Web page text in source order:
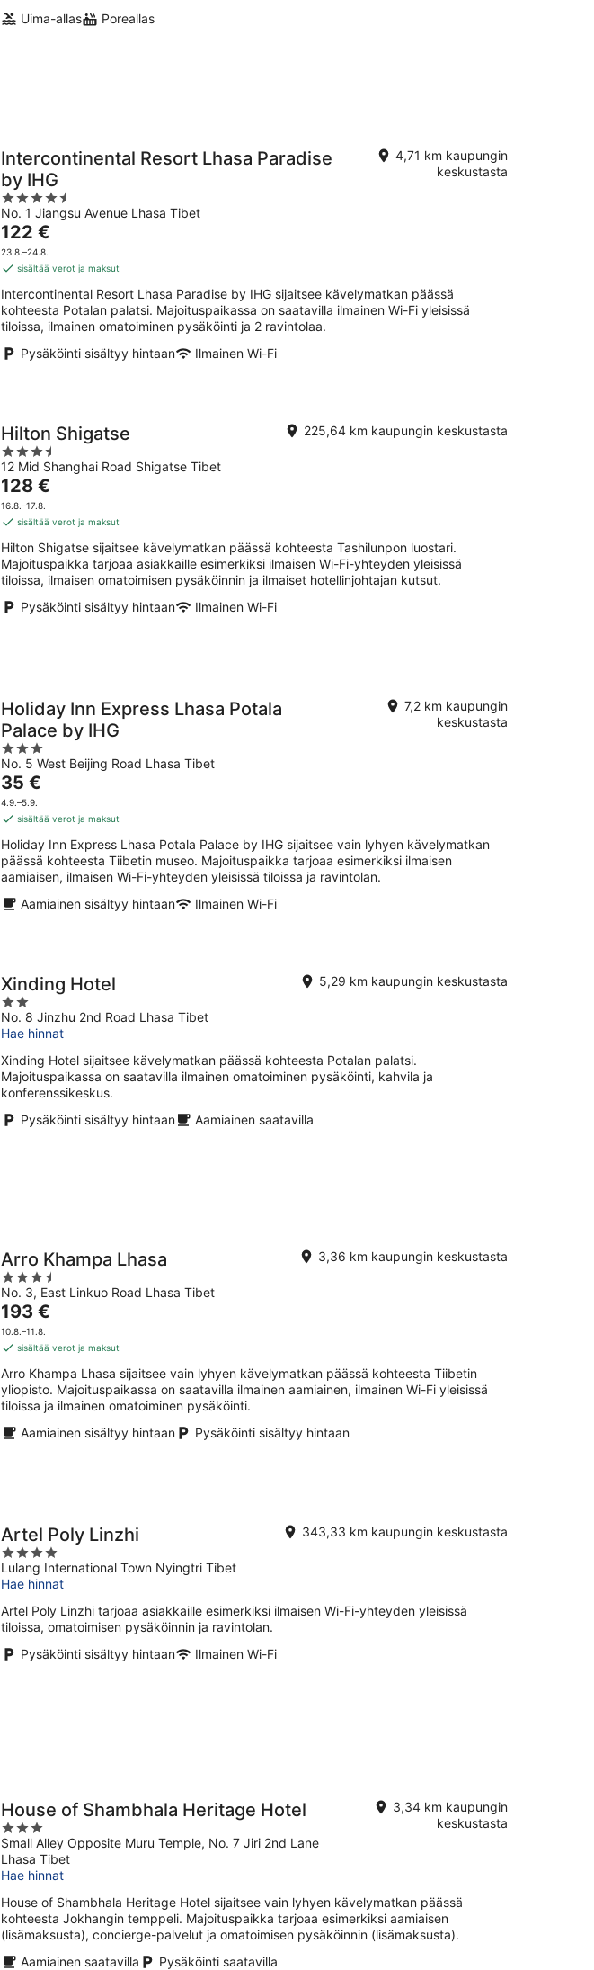
Uima-allas
Poreallas
Intercontinental Resort Lhasa Paradise
by IHG
4.5
out
of
5
No. 1 Jiangsu Avenue Lhasa Tibet
4,71 km kaupungin
keskustasta
Hinta
on
122 €
yö
122 €
23.8.–24.8.
sisältää verot ja maksut
Intercontinental Resort Lhasa Paradise by IHG sijaitsee kävelymatkan päässä
kohteesta Potalan palatsi. Majoituspaikassa on saatavilla ilmainen Wi-Fi yleisissä
tiloissa, ilmainen omatoiminen pysäköinti ja 2 ravintolaa.
Pysäköinti sisältyy hintaan
Ilmainen Wi-Fi
Hilton Shigatse
3.5
out
of
5
12 Mid Shanghai Road Shigatse Tibet
225,64 km kaupungin keskustasta
Hinta
on
128 €
yö
128 €
16.8.–17.8.
sisältää verot ja maksut
Hilton Shigatse sijaitsee kävelymatkan päässä kohteesta Tashilunpon luostari.
Majoituspaikka tarjoaa asiakkaille esimerkiksi ilmaisen Wi-Fi-yhteyden yleisissä
tiloissa, ilmaisen omatoimisen pysäköinnin ja ilmaiset hotellinjohtajan kutsut.
Pysäköinti sisältyy hintaan
Ilmainen Wi-Fi
Holiday Inn Express Lhasa Potala
Palace by IHG
3
out
of
5
No. 5 West Beijing Road Lhasa Tibet
7,2 km kaupungin
keskustasta
Hinta
on
35 €
yö
35 €
4.9.–5.9.
sisältää verot ja maksut
Holiday Inn Express Lhasa Potala Palace by IHG sijaitsee vain lyhyen kävelymatkan
päässä kohteesta Tiibetin museo. Majoituspaikka tarjoaa esimerkiksi ilmaisen
aamiaisen, ilmaisen Wi-Fi-yhteyden yleisissä tiloissa ja ravintolan.
Aamiainen sisältyy hintaan
Ilmainen Wi-Fi
Xinding Hotel
2
out
of
5
No. 8 Jinzhu 2nd Road Lhasa Tibet
5,29 km kaupungin keskustasta
Hae hinnat
Xinding Hotel sijaitsee kävelymatkan päässä kohteesta Potalan palatsi.
Majoituspaikassa on saatavilla ilmainen omatoiminen pysäköinti, kahvila ja
konferenssikeskus.
Pysäköinti sisältyy hintaan
Aamiainen saatavilla
Arro Khampa Lhasa
3.5
out
of
5
No. 3, East Linkuo Road Lhasa Tibet
3,36 km kaupungin keskustasta
Hinta
on
193 €
yö
193 €
10.8.–11.8.
sisältää verot ja maksut
Arro Khampa Lhasa sijaitsee vain lyhyen kävelymatkan päässä kohteesta Tiibetin
yliopisto. Majoituspaikassa on saatavilla ilmainen aamiainen, ilmainen Wi-Fi yleisissä
tiloissa ja ilmainen omatoiminen pysäköinti.
Aamiainen sisältyy hintaan
Pysäköinti sisältyy hintaan
Artel Poly Linzhi
4
out
of
5
Lulang International Town Nyingtri Tibet
343,33 km kaupungin keskustasta
Hae hinnat
Artel Poly Linzhi tarjoaa asiakkaille esimerkiksi ilmaisen Wi-Fi-yhteyden yleisissä
tiloissa, omatoimisen pysäköinnin ja ravintolan.
Pysäköinti sisältyy hintaan
Ilmainen Wi-Fi
House of Shambhala Heritage Hotel
3
out
of
5
Small Alley Opposite Muru Temple, No. 7 Jiri 2nd Lane
Lhasa Tibet
3,34 km kaupungin
keskustasta
Hae hinnat
House of Shambhala Heritage Hotel sijaitsee vain lyhyen kävelymatkan päässä
kohteesta Jokhangin temppeli. Majoituspaikka tarjoaa esimerkiksi aamiaisen
(lisämaksusta), concierge-palvelut ja omatoimisen pysäköinnin (lisämaksusta).
Aamiainen saatavilla
Pysäköinti saatavilla